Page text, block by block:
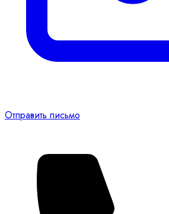
Отправить письмо